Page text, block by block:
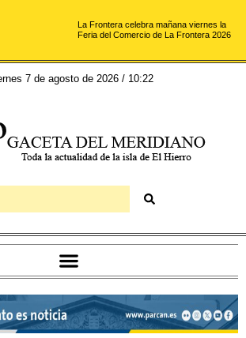
La Frontera celebra mañana viernes la
Feria del Comercio de La Frontera 2026
7 de agosto de 2026 / 10:22